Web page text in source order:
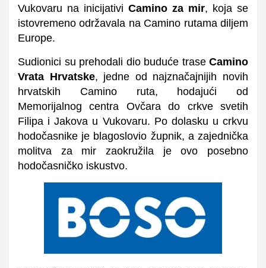
Vukovaru na inicijativi Camino za mir, koja se
istovremeno održavala na Camino rutama diljem
Europe.
Sudionici su prehodali dio buduće trase Camino
Vrata Hrvatske, jedne od najznačajnijih novih
hrvatskih Camino ruta, hodajući od
Memorijalnog centra Ovčara do crkve svetih
Filipa i Jakova u Vukovaru. Po dolasku u crkvu
hodočasnike je blagoslovio župnik, a zajednička
molitva za mir zaokružila je ovo posebno
hodočasničko iskustvo.